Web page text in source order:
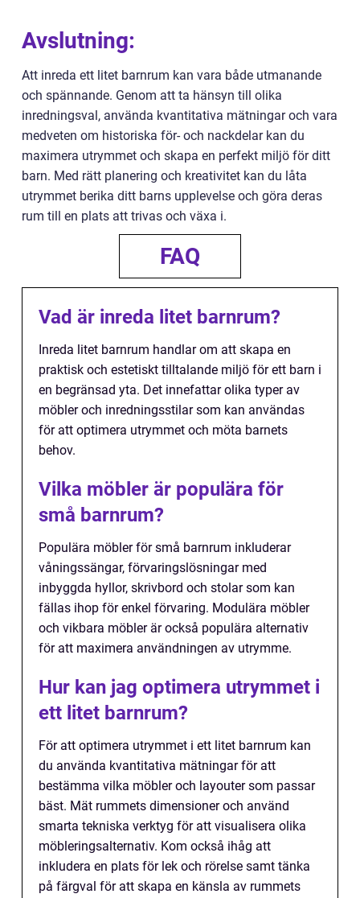
Avslutning:
Att inreda ett litet barnrum kan vara både utmanande
och spännande. Genom att ta hänsyn till olika
inredningsval, använda kvantitativa mätningar och vara
medveten om historiska för- och nackdelar kan du
maximera utrymmet och skapa en perfekt miljö för ditt
barn. Med rätt planering och kreativitet kan du låta
utrymmet berika ditt barns upplevelse och göra deras
rum till en plats att trivas och växa i.
FAQ
Vad är inreda litet barnrum?
Inreda litet barnrum handlar om att skapa en
praktisk och estetiskt tilltalande miljö för ett barn i
en begränsad yta. Det innefattar olika typer av
möbler och inredningsstilar som kan användas
för att optimera utrymmet och möta barnets
behov.
Vilka möbler är populära för
små barnrum?
Populära möbler för små barnrum inkluderar
våningssängar, förvaringslösningar med
inbyggda hyllor, skrivbord och stolar som kan
fällas ihop för enkel förvaring. Modulära möbler
och vikbara möbler är också populära alternativ
för att maximera användningen av utrymme.
Hur kan jag optimera utrymmet i
ett litet barnrum?
För att optimera utrymmet i ett litet barnrum kan
du använda kvantitativa mätningar för att
bestämma vilka möbler och layouter som passar
bäst. Mät rummets dimensioner och använd
smarta tekniska verktyg för att visualisera olika
möbleringsalternativ. Kom också ihåg att
inkludera en plats för lek och rörelse samt tänka
på färgval för att skapa en känsla av rummets